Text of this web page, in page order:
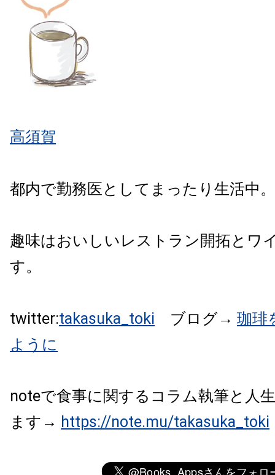
高須賀
都内で勤務医としてまったり生活中。
趣味はおいしいレストラン開拓とワ
す。
twitter:takasuka_toki ブログ→ 珈琲
ように
noteで食事に関するコラム執筆と人
ます→ https://note.mu/takasuka_toki